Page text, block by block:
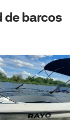
de barcos